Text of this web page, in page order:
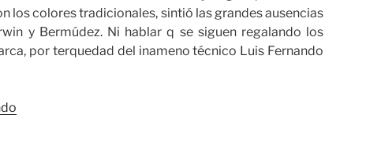
los colores tradicionales, sintió las grandes ausencias
y Bermúdez. Ni hablar q se siguen regalando los
por terquedad del inameno técnico Luis Fernando